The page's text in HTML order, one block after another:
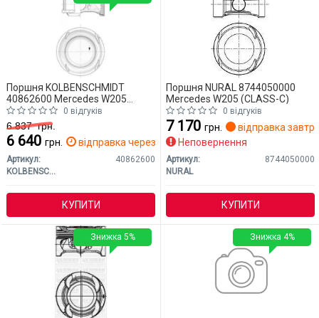
Поршня KOLBENSCHMIDT
40862600 Mercedes W205
(CLASS-C)
0 відгуків
6 837грн.
6 640 грн. відправка через 2 дн.
Артикул:
40862600
KOLBENSCHMIDT
КУПИТИ
Поршня NURAL 8744050000
Mercedes W205 (CLASS-C)
0 відгуків
7 170 грн.
відправка
Неповернення
Артикул:
8744050000
NURAL
КУПИТИ
Знижка 5% Знижка 4%